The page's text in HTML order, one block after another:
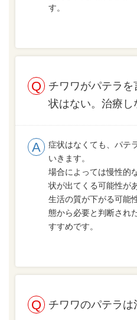
す。
チワワがパテラ
状はない。治療し
症状はなくても、パテ
いきます。
場合によっては慢性的
状が出てくる可能性が
生活の質が下がる可能
態から必要と判断され
すすめです。
チワワのパテラは